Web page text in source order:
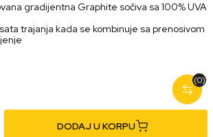
gradijentna Graphite sočiva sa 100% UVA
trajanja kada se kombinuje sa prenosivom
i dodavanje specijalnih efekata
za lokalno čuvanje do 100 video zapisa do oko
DODAJ U KORPU
(0)